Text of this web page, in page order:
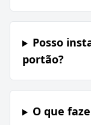
Posso
portão?
O que